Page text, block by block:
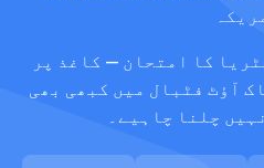
کا امتحان — کاغذ پر
آؤٹ فٹبال میں کبھی بھی
چلنا چاہیے۔